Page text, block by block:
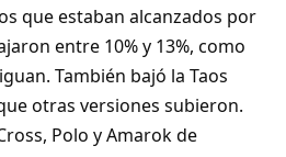
que estaban alcanzados por
entre 10% y 13%, como
También bajó la Taos
otras versiones subieron.
Polo y Amarok de